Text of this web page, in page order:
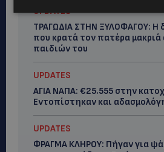
UPDATES
ΤΡΑΓΩΔΙΑ ΣΤΗΝ ΞΥΛΟΦΑΓΟΥ: Η
που κρατά τον πατέρα
παιδιών του
UPDATES
ΑΓΙΑ ΝΑΠΑ: €25.555 στην
Εντοπίστηκαν και
UPDATES
ΦΡΑΓΜΑ ΚΛΗΡΟΥ: Πήγαν για